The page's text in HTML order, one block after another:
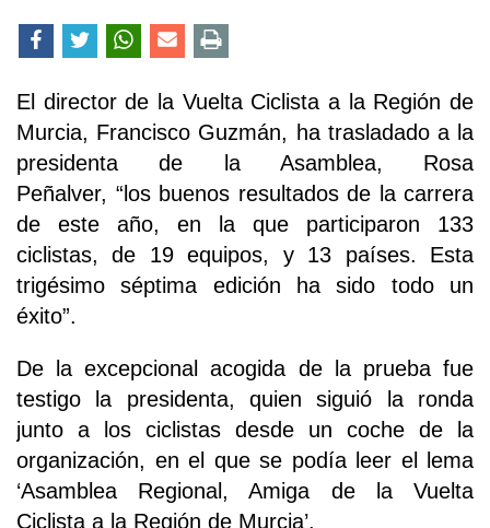
El director de la Vuelta Ciclista a la Región de
Murcia, Francisco Guzmán, ha trasladado a la
presidenta de la Asamblea, Rosa
Peñalver, “los buenos resultados de la carrera
de este año, en la que participaron 133
ciclistas, de 19 equipos, y 13 países. Esta
trigésimo séptima edición ha sido todo un
éxito”.
De la excepcional acogida de la prueba fue
testigo la presidenta, quien siguió la ronda
junto a los ciclistas desde un coche de la
organización, en el que se podía leer el lema
‘Asamblea Regional, Amiga de la Vuelta
Ciclista a la Región de Murcia’.